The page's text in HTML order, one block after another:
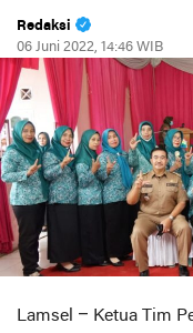
Redaksi
06 Juni 2022, 14:46 WIB
Lamsel – Ketua Tim